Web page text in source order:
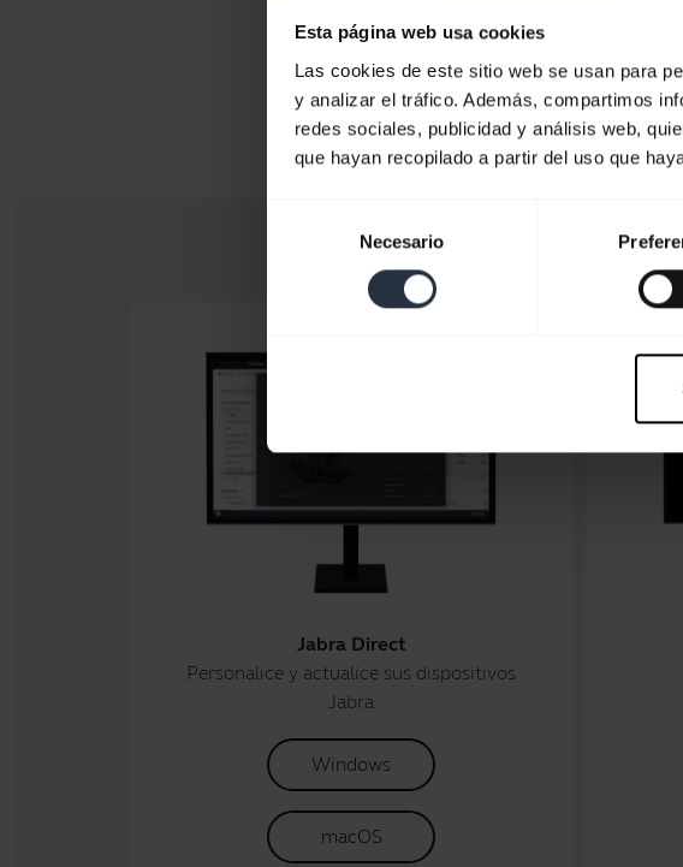
Esta página web usa cookies
Las cookies de este sitio web se usan para
y analizar el tráfico. Además, compartimos
redes sociales, publicidad y análisis web,
que hayan recopilado a partir del uso que
consentimiento
Necesario
Jabra Direct
Personalice y actualice sus dispositivos
Jabra
Windows
macOS